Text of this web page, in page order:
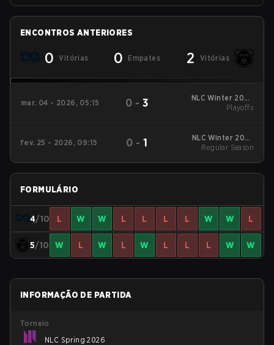
ENCONTROS ANTERIORES
0 Vitórias 0 Empates 2 Vitórias
mar. 04 - 2026, 05:15 0 - 3
NLC Winter 2026
Playoffs
Playoffs
fev. 25 - 2026, 09:15 0 -1
NLC Winter 2026
Regular Season
Regular Season
FORMULÁRIO
4/10 L W W L L L L W W L
5/10 W L W L W L L L W W
INFORMAÇÃO DE PARTIDA
Torneio
NLC Spring 2026